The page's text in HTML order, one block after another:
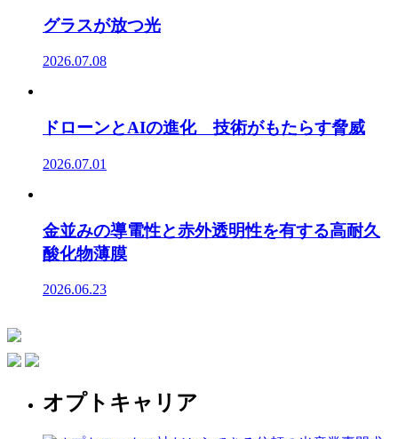
グラスが放つ光
2026.07.08
ドローンとAIの進化 技術がもたらす脅威
2026.07.01
金並みの導電性と赤外透明性を有する高耐久
酸化物薄膜
2026.06.23
オプトキャリア